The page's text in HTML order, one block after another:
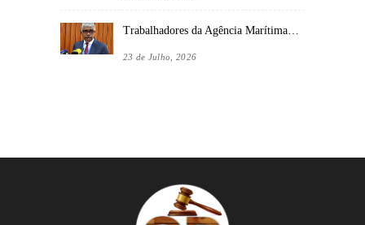
Trabalhadores da Agência Marítima…
23 de Julho, 2026